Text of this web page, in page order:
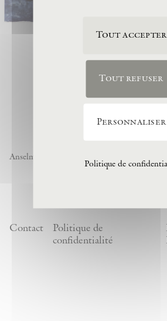
Anselm Kiefer « Noch nicht » , 1974, (c)
Contact
Politique de
confidentialité
Tout accepter
Tout refuser
Personnaliser
Politique de